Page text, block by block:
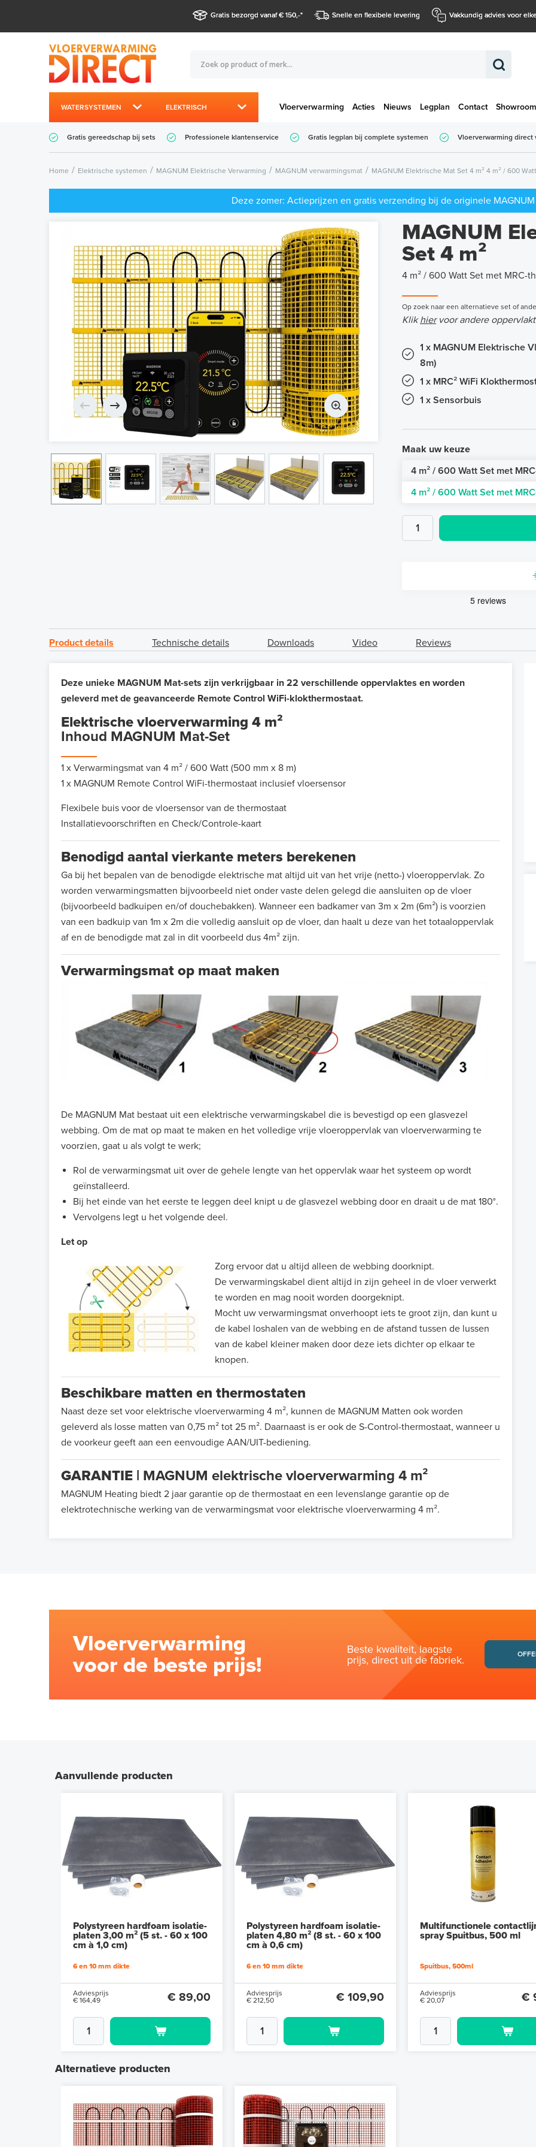
Gratis bezorgd vanaf € 150,-* Snelle en flexibele levering Vakkundig advies voor
WATERSYSTEMEN ELEKTRISCH Vloerverwarming Acties Nieuws Legplan Contact Showroom
Totaalbedrag (incl. BTW)
Gratis gereedschap bij sets Professionele klantenservice Gratis legplan bij complete systemen Vloerverwarming direct
Home Elektrische systemen MAGNUM Elektrische Verwarming MAGNUM verwarmingsmat MAGNUM Elektrische Mat Set 4 m² 4 m² / 600
Deze zomer: Actieprijzen en gratis verzending bij de originele MAGNUM
MAGNUM
Set 4 m²
4 m² / 600 Watt Set met MRC-
Op zoek naar een alternatieve set of
Klikhiervoor andere
1 x MAGNUM Elektrische
8m)
1 x MRC² WiFi
1 x Sensorbuis
Maak uw keuze
4 m² / 600 Watt Set met
4 m² / 600 Watt Set met
Product details Technische details Downloads Video Reviews
Deze unieke MAGNUM Mat-sets zijn verkrijgbaar in 22 verschillende oppervlaktes en worden
geleverd met de geavanceerde Remote Control WiFi-klokthermostaat.
Elektrische vloerverwarming 4 m²
Inhoud MAGNUM Mat-Set
1 x Verwarmingsmat van 4 m² / 600 Watt (500 mm x 8 m)
1 x MAGNUM Remote Control WiFi-thermostaat inclusief vloersensor
Flexibele buis voor de vloersensor van de thermostaat
Installatievoorschriften en Check/Controle-kaart
Benodigd aantal vierkante meters berekenen
Ga bij het bepalen van de benodigde elektrische mat altijd uit van het vrije (netto-) vloeroppervlak. Zo
worden verwarmingsmatten bijvoorbeeld niet onder vaste delen gelegd die aansluiten op de vloer
(bijvoorbeeld badkuipen en/of douchebakken). Wanneer een badkamer van 3m x 2m (6m²) is voorzien
van een badkuip van 1m x 2m die volledig aansluit op de vloer, dan haalt u deze van het totaaloppervlak
af en de benodigde mat zal in dit voorbeeld dus 4m² zijn.
Verwarmingsmat op maat maken
De MAGNUM Mat bestaat uit een elektrische verwarmingskabel die is bevestigd op een glasvezel
webbing. Om de mat op maat te maken en het volledige vrije vloeroppervlak van vloerverwarming te
voorzien, gaat u als volgt te werk;
Rol de verwarmingsmat uit over de gehele lengte van het oppervlak waar het systeem op wordt
geïnstalleerd.
Bij het einde van het eerste te leggen deel knipt u de glasvezel webbing door en draait u de mat 180°.
Vervolgens legt u het volgende deel.
Let op
Zorg ervoor dat u altijd alleen de webbing doorknipt.
De verwarmingskabel dient altijd in zijn geheel in de vloer verwerkt
te worden en mag nooit worden doorgeknipt.
Mocht uw verwarmingsmat onverhoopt iets te groot zijn, dan kunt u
de kabel loshalen van de webbing en de afstand tussen de lussen
van de kabel kleiner maken door deze iets dichter op elkaar te
knopen.
Beschikbare matten en thermostaten
Naast deze set voor elektrische vloerverwarming 4 m², kunnen de MAGNUM Matten ook worden
geleverd als losse matten van 0,75 m² tot 25 m². Daarnaast is er ook de S-Control-thermostaat, wanneer u
de voorkeur geeft aan een eenvoudige AAN/UIT-bediening.
GARANTIE | MAGNUM elektrische vloerverwarming 4 m²
MAGNUM Heating biedt 2 jaar garantie op de thermostaat en een levenslange garantie op de
elektrotechnische werking van de verwarmingsmat voor elektrische vloerverwarming 4 m².
Vloerverwarming
voor de beste prijs!
Beste kwaliteit, laagste
prijs, direct uit de fabriek.
Aanvullende producten
Polystyreen hardfoam isolatie-
platen 3,00 m² (5 st. - 60 x 100
cm à 1,0 cm)
6 en 10 mm dikte
Adviesprijs
€ 164,49
€ 89,00
Polystyreen hardfoam isolatie-
platen 4,80 m² (8 st. - 60 x 100
cm à 0,6 cm)
6 en 10 mm dikte
Adviesprijs
€ 212,50
€ 109,90
Multifunctionele
spray Spuitbus, 500 ml
Spuitbus, 500ml
Adviesprijs
€ 20,07
€
Alternatieve producten